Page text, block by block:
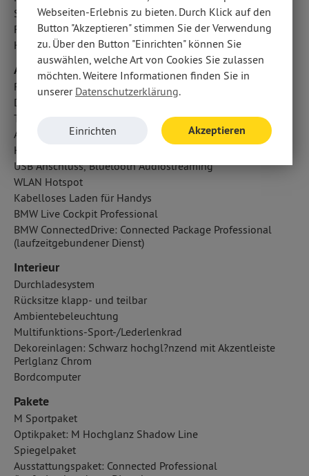
Seitenairbag vorn und hinten
Fahrer- /Beifahrerairbag
Kopfairbag vorn und hinten
Audio & Kommunikation
Radio
Digitaler Radioempfang DAB
Touchscreen Bedienung
Android Auto u. Apple CarPlay
Handyvorbereitung Bluetooth
USB Anschluss, Bluetooth Audiostreaming
WLAN Hotspot
Kabelloses Laden für Handys
BMW Live Cockpit Professional
BMW ConnectedDrive: Connected Package Professional
(laufzeitgebundener Dienst)
Interieur
Durchladesystem
Rücksitze klapp- und teilbar
Ambientebeleuchtung
Multifunktions-Sport-/Lederlenkrad
Dekoreinlagen: Schwarz hochgl?nzend mit Akzentleiste
Perlglanz Chrom
Bordcomputer
Pakete
M Sportpaket
Optikpaket: M Hochglanz Shadow Line
Spiegelpaket
Ausstattungspaket: Connected Professional
Webseiten-Erlebnis zu bieten. Durch Klick auf den
Button "Akzeptieren" stimmen Sie der Verwendung
zu. Über den Button "Einrichten" können Sie
auswählen, welche Art von Cookies Sie zulassen
möchten. Weitere Informationen finden Sie in
unserer Datenschutzerklärung.
Einrichten Akzeptieren